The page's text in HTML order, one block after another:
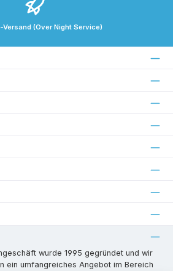
(Over Night Service)
wurde 1995 gegründet und wir
ein umfangreiches Angebot im Bereich